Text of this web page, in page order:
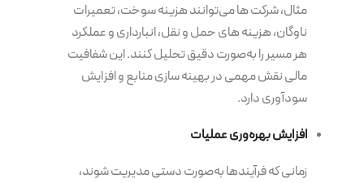
مثال، شرکت ها می‌توانند هزینه سوخت، تعمیرات
ناوگان، هزینه های حمل و نقل، انبارداری و عملکرد
هر مسیر را به‌صورت دقیق تحلیل کنند. این شفافیت
مالی نقش مهمی در بهینه سازی منابع و افزایش
سودآوری دارد.
افزایش بهره‌وری عملیات
زمانی که فرآیندها به‌صورت دستی مدیریت شوند،